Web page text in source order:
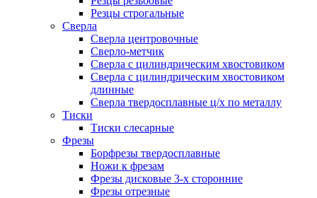
Резцы строгальные
Сверла
Сверла центровочные
Сверло-метчик
Сверла с цилиндрическим хвостовиком
Сверла с цилиндрическим хвостовиком
длинные
Сверла твердосплавные ц/х по металлу
Тиски
Тиски слесарные
Фрезы
Борфрезы твердосплавные
Ножи к фрезам
Фрезы дисковые 3-х сторонние
Фрезы отрезные